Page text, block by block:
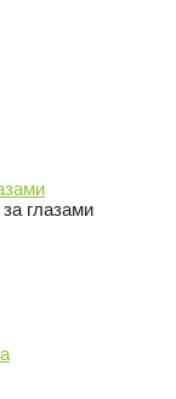
глазами